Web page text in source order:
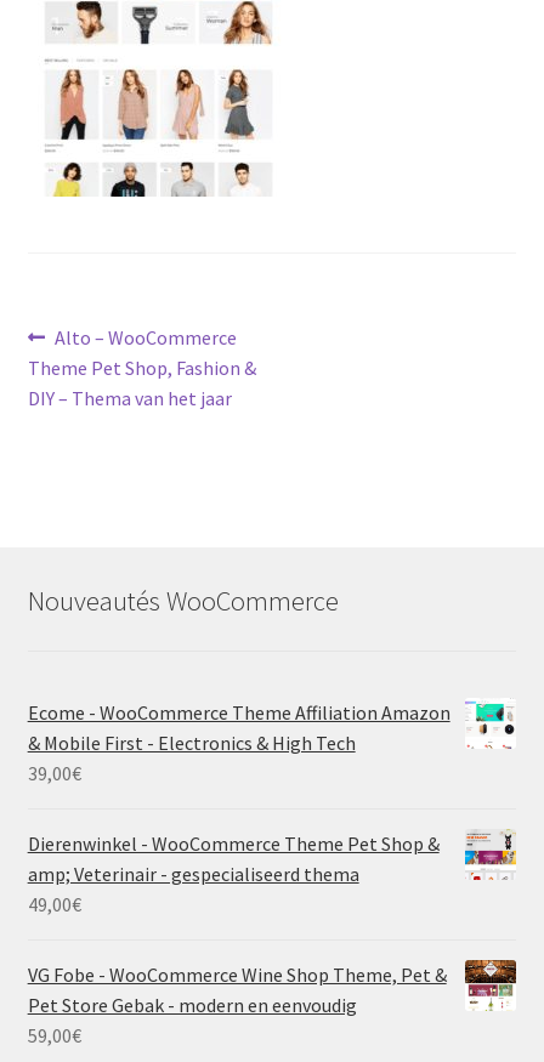
Post
navigation
Previous
post:
Alto – WooCommerce
Theme Pet Shop, Fashion &
DIY – Thema van het jaar
Nouveautés WooCommerce
Ecome - WooCommerce Theme Affiliation Amazon
& Mobile First - Electronics & High Tech
39,00€
Dierenwinkel - WooCommerce Theme Pet Shop &
amp; Veterinair - gespecialiseerd thema
49,00€
VG Fobe - WooCommerce Wine Shop Theme, Pet &
Pet Store Gebak - modern en eenvoudig
59,00€